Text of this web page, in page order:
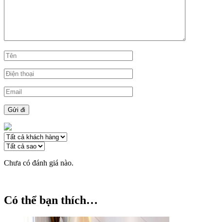
Chưa có đánh giá nào.
Có thể bạn thích…